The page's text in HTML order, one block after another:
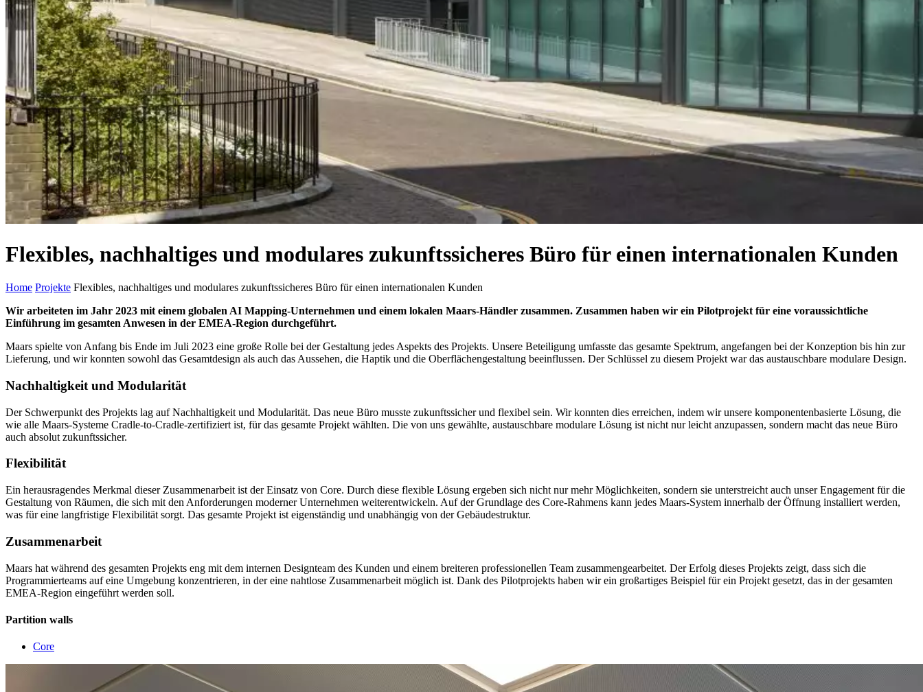
Flexibles, nachhaltiges und modulares zukunftssicheres Büro für einen internationalen Kunden
Home Projekte Flexibles, nachhaltiges und modulares zukunftssicheres Büro für einen internationalen Kunden
Wir arbeiteten im Jahr 2023 mit einem globalen AI Mapping-Unternehmen und einem lokalen Maars-Händler zusammen. Zusammen haben wir ein Pilotprojekt für eine voraussichtliche
Einführung im gesamten Anwesen in der EMEA-Region durchgeführt.
Maars spielte von Anfang bis Ende im Juli 2023 eine große Rolle bei der Gestaltung jedes Aspekts des Projekts. Unsere Beteiligung umfasste das gesamte Spektrum, angefangen bei der Konzeption bis hin zur
Lieferung, und wir konnten sowohl das Gesamtdesign als auch das Aussehen, die Haptik und die Oberflächengestaltung beeinflussen. Der Schlüssel zu diesem Projekt war das austauschbare modulare Design.
Nachhaltigkeit und Modularität
Der Schwerpunkt des Projekts lag auf Nachhaltigkeit und Modularität. Das neue Büro musste zukunftssicher und flexibel sein. Wir konnten dies erreichen, indem wir unsere komponentenbasierte Lösung, die
wie alle Maars-Systeme Cradle-to-Cradle-zertifiziert ist, für das gesamte Projekt wählten. Die von uns gewählte, austauschbare modulare Lösung ist nicht nur leicht anzupassen, sondern macht das neue Büro
auch absolut zukunftssicher.
Flexibilität
Ein herausragendes Merkmal dieser Zusammenarbeit ist der Einsatz von Core. Durch diese flexible Lösung ergeben sich nicht nur mehr Möglichkeiten, sondern sie unterstreicht auch unser Engagement für die
Gestaltung von Räumen, die sich mit den Anforderungen moderner Unternehmen weiterentwickeln. Auf der Grundlage des Core-Rahmens kann jedes Maars-System innerhalb der Öffnung installiert werden,
was für eine langfristige Flexibilität sorgt. Das gesamte Projekt ist eigenständig und unabhängig von der Gebäudestruktur.
Zusammenarbeit
Maars hat während des gesamten Projekts eng mit dem internen Designteam des Kunden und einem breiteren professionellen Team zusammengearbeitet. Der Erfolg dieses Projekts zeigt, dass sich die
Programmierteams auf eine Umgebung konzentrieren, in der eine nahtlose Zusammenarbeit möglich ist. Dank des Pilotprojekts haben wir ein großartiges Beispiel für ein Projekt gesetzt, das in der gesamten
EMEA-Region eingeführt werden soll.
Partition walls
Core